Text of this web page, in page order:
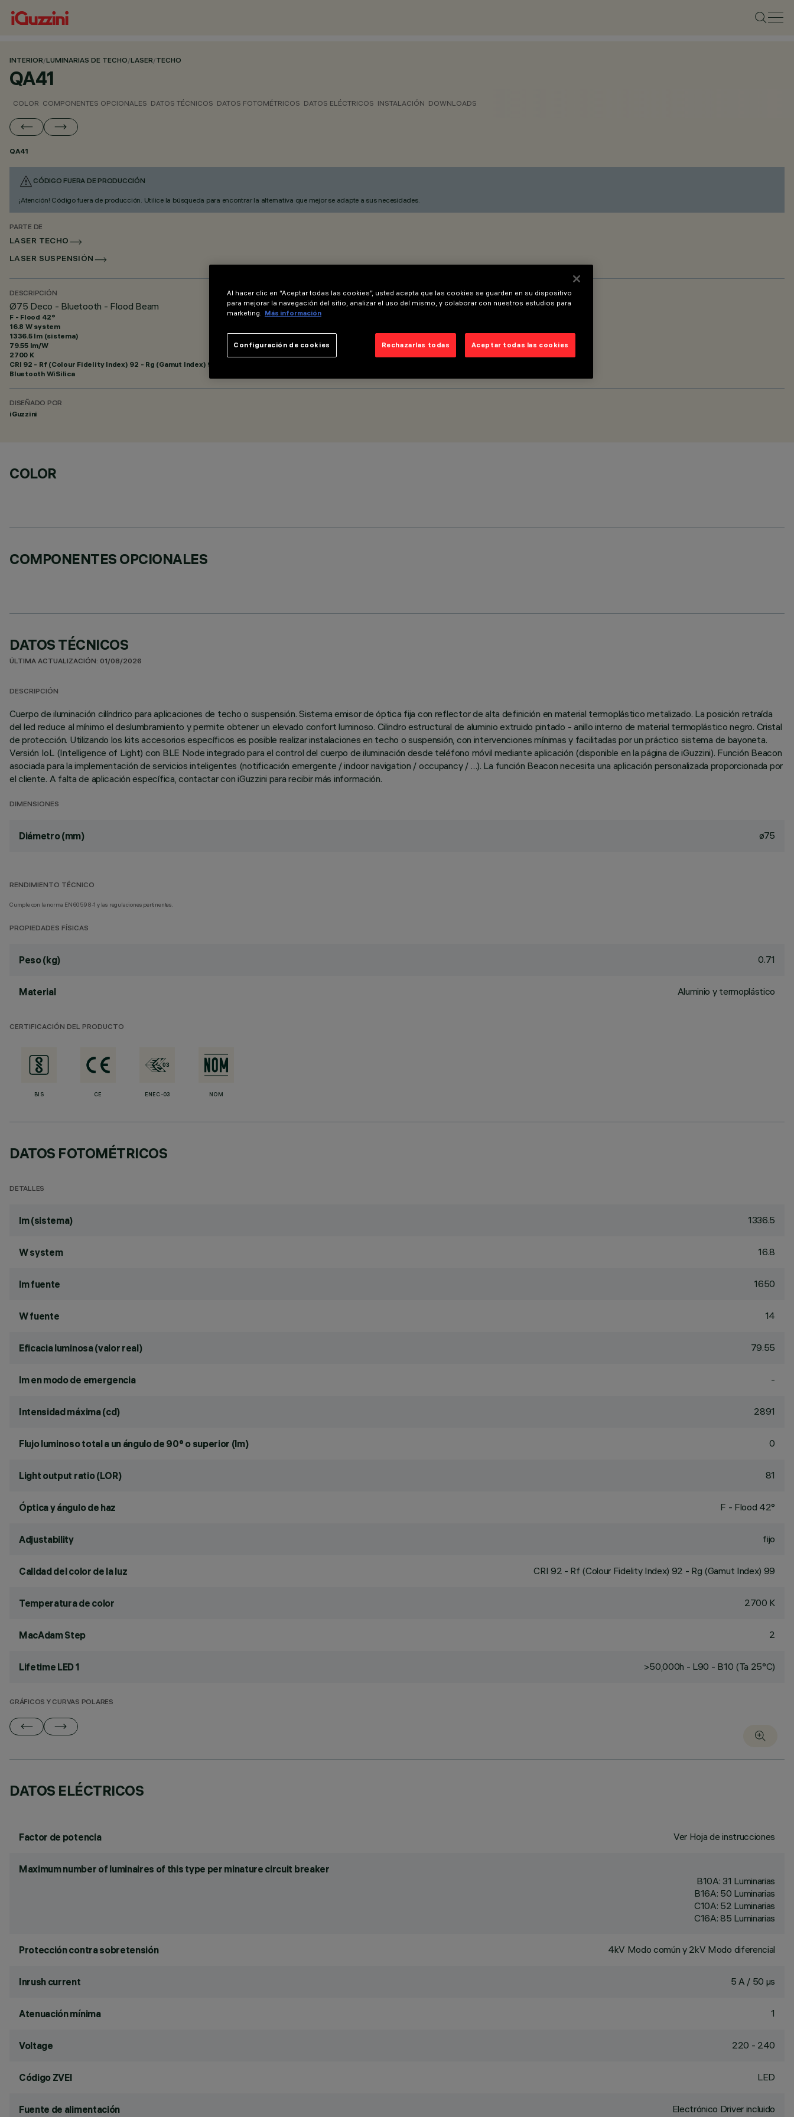
INTERIOR/LUMINARIAS DE TECHO/LASER/TECHO
QA41
COLOR COMPONENTES OPCIONALES DATOS TÉCNICOS DATOS FOTOMÉTRICOS DATOS ELÉCTRICOS INSTALACIÓN DOWNLOADS
QA41
CÓDIGO FUERA DE PRODUCCIÓN
¡Atención! Código fuera de producción. Utilice la búsqueda para encontrar la alternativa que mejor se adapte a sus necesidades.
PARTE DE
LASER TECHO
LASER SUSPENSIÓN
DESCRIPCIÓN
Ø75 Deco - Bluetooth - Flood Beam
F - Flood 42°
16.8 W system
1336.5 lm (sistema)
79.55 lm/W
2700 K
CRI 92 - Rf (Colour Fidelity Index) 92 - Rg (Gamut Index) 99
Bluetooth WiSilica
DISEÑADO POR
iGuzzini
COLOR
COMPONENTES OPCIONALES
DATOS TÉCNICOS
ÚLTIMA ACTUALIZACIÓN: 01/08/2026
DESCRIPCIÓN
Cuerpo de iluminación cilíndrico para aplicaciones de techo o suspensión. Sistema emisor de óptica fija con reflector de alta definición en material termoplástico metalizado. La posición retraída
del led reduce al mínimo el deslumbramiento y permite obtener un elevado confort luminoso. Cilindro estructural de aluminio extruido pintado - anillo interno de material termoplástico negro. Cristal
de protección. Utilizando los kits accesorios específicos es posible realizar instalaciones en techo o suspensión, con intervenciones mínimas y facilitadas por un práctico sistema de bayoneta.
Versión IoL (Intelligence of Light) con BLE Node integrado para el control del cuerpo de iluminación desde teléfono móvil mediante aplicación (disponible en la página de iGuzzini). Función Beacon
asociada para la implementación de servicios inteligentes (notificación emergente / indoor navigation / occupancy / …). La función Beacon necesita una aplicación personalizada proporcionada por
el cliente. A falta de aplicación específica, contactar con iGuzzini para recibir más información.
DIMENSIONES
Diámetro (mm) ø75
RENDIMIENTO TÉCNICO
Cumple con la norma EN60598-1 y las regulaciones pertinentes.
PROPIEDADES FÍSICAS
Peso (kg) 0.71
Material Aluminio y termoplástico
CERTIFICACIÓN DEL PRODUCTO
BIS CE ENEC-03 NOM
DATOS FOTOMÉTRICOS
DETALLES
lm (sistema) 1336.5
W system 16.8
lm fuente 1650
W fuente 14
Eficacia luminosa (valor real) 79.55
lm en modo de emergencia -
Intensidad máxima (cd) 2891
Flujo luminoso total a un ángulo de 90° o superior (lm) 0
Light output ratio (LOR) 81
Óptica y ángulo de haz F - Flood 42°
Adjustability fijo
Calidad del color de la luz CRI 92 - Rf (Colour Fidelity Index) 92 - Rg (Gamut Index) 99
Temperatura de color 2700 K
MacAdam Step 2
Lifetime LED 1 >50,000h - L90 - B10 (Ta 25°C)
GRÁFICOS Y CURVAS POLARES
DATOS ELÉCTRICOS
Factor de potencia Ver Hoja de instrucciones
Maximum number of luminaires of this type per minature circuit breaker
B10A: 31 Luminarias
B16A: 50 Luminarias
C10A: 52 Luminarias
C16A: 85 Luminarias
Protección contra sobretensión 4kV Modo común y 2kV Modo diferencial
Inrush current 5 A / 50 µs
Atenuación mínima 1
Voltage 220 - 240
Código ZVEI LED
Fuente de alimentación Electrónico Driver incluido
Al hacer clic en “Aceptar todas las cookies”, usted acepta que las cookies se guarden en su dispositivo
para mejorar la navegación del sitio, analizar el uso del mismo, y colaborar con nuestros estudios para
marketing. Más información
Rechazarlas todas Aceptar todas las cookies
Configuración de cookies